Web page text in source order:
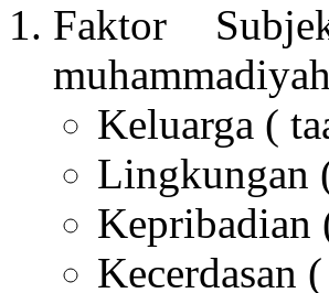
Faktor
Keluarga (
Lingkungan
Kepribadian
Kecerdasan